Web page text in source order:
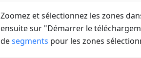
Zoomez et sélectionnez les zones
ensuite sur "Démarrer le
desegments pour les zones